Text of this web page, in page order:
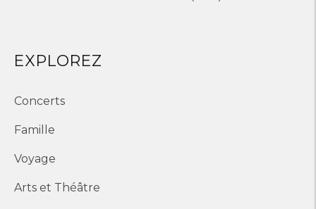
EXPLOREZ
Concerts
Famille
Voyage
Arts et Théâtre